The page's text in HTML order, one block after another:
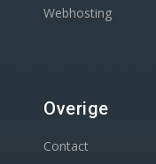
Webhosting
Overige
Contact